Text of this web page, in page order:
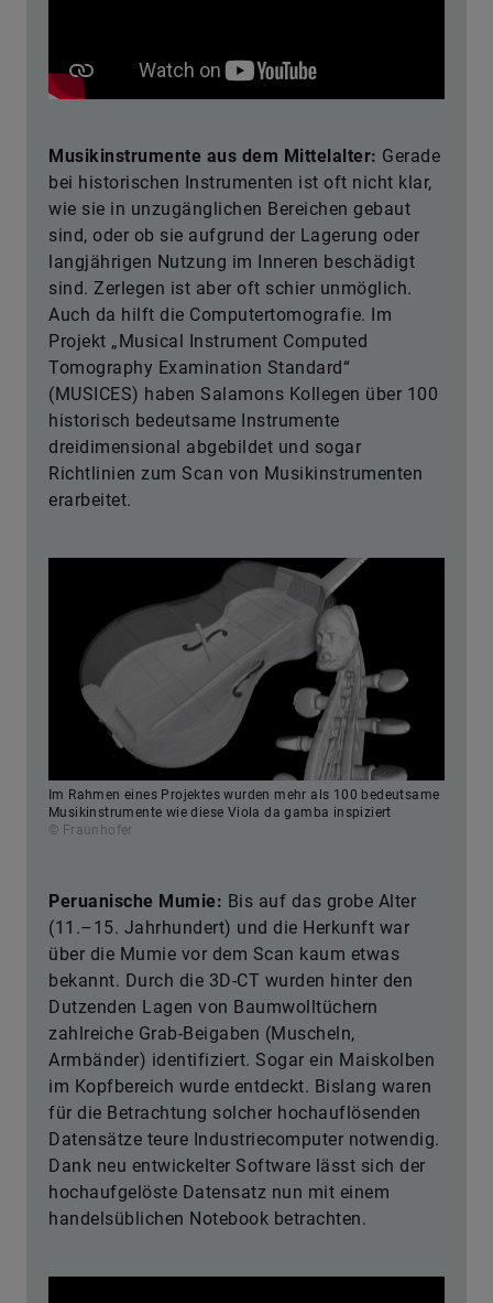
Musikinstrumente aus dem Mittelalter: Gerade
bei historischen Instrumenten ist oft nicht klar,
wie sie in unzugänglichen Bereichen gebaut
sind, oder ob sie aufgrund der Lagerung oder
langjährigen Nutzung im Inneren beschädigt
sind. Zerlegen ist aber oft schier unmöglich.
Auch da hilft die Computertomografie. Im
Projekt „Musical Instrument Computed
Tomography Examination Standard“
(MUSICES) haben Salamons Kollegen über 100
historisch bedeutsame Instrumente
dreidimensional abgebildet und sogar
Richtlinien zum Scan von Musikinstrumenten
erarbeitet.
Im Rahmen eines Projektes wurden mehr als 100 bedeutsame
Musikinstrumente wie diese Viola da gamba inspiziert
© Fraunhofer
Peruanische Mumie: Bis auf das grobe Alter
(11.–15. Jahrhundert) und die Herkunft war
über die Mumie vor dem Scan kaum etwas
bekannt. Durch die 3D-CT wurden hinter den
Dutzenden Lagen von Baumwolltüchern
zahlreiche Grab-Beigaben (Muscheln,
Armbänder) identifiziert. Sogar ein Maiskolben
im Kopfbereich wurde entdeckt. Bislang waren
für die Betrachtung solcher hochauflösenden
Datensätze teure Industriecomputer notwendig.
Dank neu entwickelter Software lässt sich der
hochaufgelöste Datensatz nun mit einem
handelsüblichen Notebook betrachten.